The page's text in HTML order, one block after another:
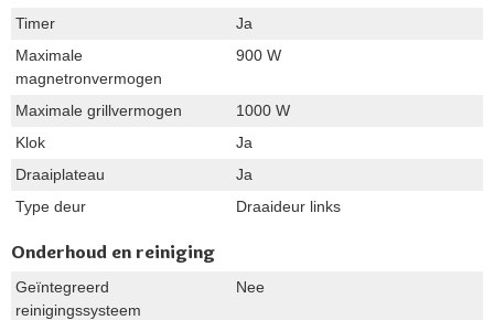
Timer
Ja
Maximale
magnetronvermogen
900 W
Maximale grillvermogen
1000 W
Klok
Ja
Draaiplateau
Ja
Type deur
Draaideur links
Onderhoud en reiniging
Geïntegreerd
reinigingssysteem
Nee